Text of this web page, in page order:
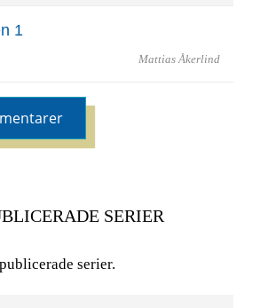
1
Mattias Åkerlind
SERIER
serier.